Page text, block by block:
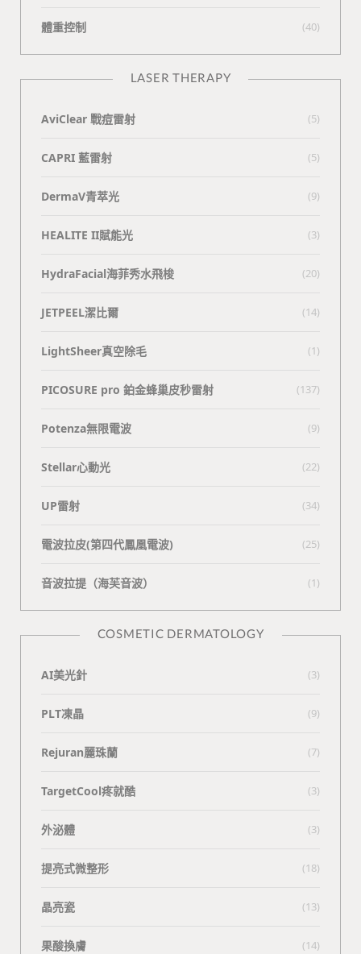
體重控制 (40)
LASER THERAPY
AviClear 戰痘雷射 (5)
CAPRI 藍雷射 (5)
DermaV青萃光 (9)
HEALITE II賦能光 (3)
HydraFacial海菲秀水飛梭 (20)
JETPEEL潔比爾 (14)
LightSheer真空除毛 (1)
PICOSURE pro 鉑金蜂巢皮秒雷射 (137)
Potenza無限電波 (9)
Stellar心動光 (22)
UP雷射 (34)
電波拉皮(第四代鳳凰電波) (25)
⾳波拉提（海芙⾳波） (1)
COSMETIC DERMATOLOGY
AI美光針 (3)
PLT凍晶 (9)
Rejuran麗珠蘭 (7)
TargetCool疼就酷 (3)
外泌體 (3)
提亮式微整形 (18)
晶亮瓷 (13)
果酸換膚 (14)